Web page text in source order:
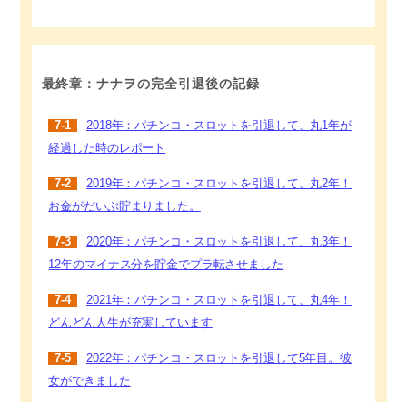
最終章：ナナヲの完全引退後の記録
7-1
2018年：パチンコ・スロットを引退して、丸1年が
経過した時のレポート
7-2
2019年：パチンコ・スロットを引退して、丸2年！
お金がだいぶ貯まりました。
7-3
2020年：パチンコ・スロットを引退して、丸3年！
12年のマイナス分を貯金でプラ転させました
7-4
2021年：パチンコ・スロットを引退して、丸4年！
どんどん人生が充実しています
7-5
2022年：パチンコ・スロットを引退して5年目。彼
女ができました